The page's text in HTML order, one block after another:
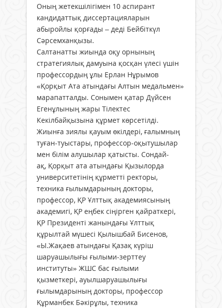
Оның жетекшілігімен 10 аспирант
кандидаттық диссертацияларын
абыройлы қорғады – деді Бейбіткүл
Сәрсемханқызы.
Салтанатты жиында оқу орнының
стратегиялық дамуына қосқан үлесі үшін
профессордың ұлы Ерлан Нұрымов
«Қорқыт Ата атындағы Алтын медальмен»
марапатталды. Сонымен қатар Дүйсен
Егенұлының жары Тілектес
Кекілбайқызына құрмет көрсетілді.
Жиынға зиялы қауым өкілдері, ғалымның
туған-туыстары, профессор-оқытушылар
мен білім алушылар қатысты. Сондай-
ақ, Қорқыт ата атындағы Қызылорда
университетінің құрметті ректоры,
техника ғылымдарының докторы,
профессор, ҚР Ұлттық академиясының
академигі, ҚР еңбек сіңірген қайраткері,
ҚР Президенті жанындағы Ұлттық
құрылтай мүшесі Қылышбай Бисенов,
«Ы.Жақаев атындағы Қазақ күріш
шаруашылығы ғылыми-зерттеу
институты» ЖШС бас ғылыми
қызметкері, ауылшаруашылығы
ғылымдарының докторы, профессор
Құрманбек Бәкірұлы, техника